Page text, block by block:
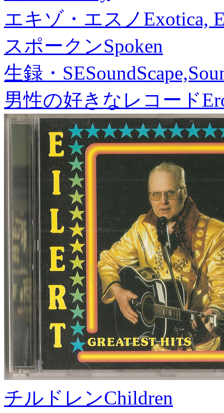
エキゾ・エスノ Exotica,
スポークンSpoken
生録・SE
男性の好きなレコード
チルドレンChildren